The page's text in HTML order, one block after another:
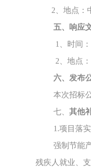
2、地点：
五、响应
1、时间
2、地点：
六、发布
本次招标
七、 其他
1.项目落
强制节能
残疾人就业、